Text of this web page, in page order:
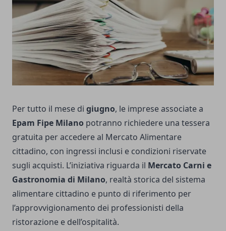
Per tutto il mese di giugno, le imprese associate a
Epam Fipe Milano potranno richiedere una tessera
gratuita per accedere al Mercato Alimentare
cittadino, con ingressi inclusi e condizioni riservate
sugli acquisti. L’iniziativa riguarda il Mercato Carni e
Gastronomia di Milano, realtà storica del sistema
alimentare cittadino e punto di riferimento per
l’approvvigionamento dei professionisti della
ristorazione e dell’ospitalità.